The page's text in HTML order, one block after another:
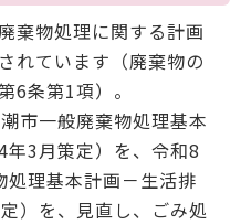
棄物処理に関する計画
れています（廃棄物の
6条第1項）。
市一般廃棄物処理基本
3月策定）を、令和8
理基本計画－生活排
）を、見直し、ごみ処